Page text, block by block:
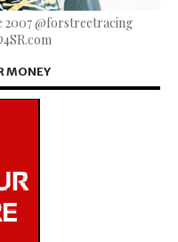
2007 @forstreetracing
MONEY